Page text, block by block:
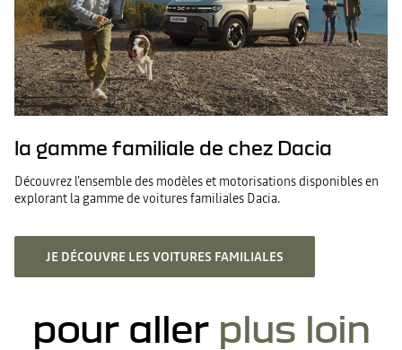
la gamme familiale de chez Dacia
Découvrez l’ensemble des modèles et motorisations disponibles en
explorant la gamme de voitures familiales Dacia.
JE DÉCOUVRE LES VOITURES FAMILIALES
pour aller plus loin